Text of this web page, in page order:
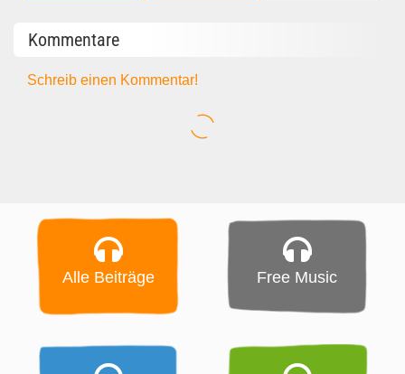
Kommentare
Schreib einen Kommentar!
Alle Beiträge Free Music